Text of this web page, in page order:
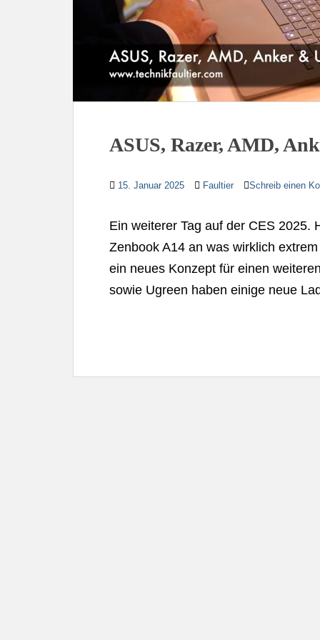
ASUS, Razer, AMD,
15. Januar 2025 Faultier Schreib einen
Ein weiterer Tag auf der CES 2025.
Zenbook A14 an was wirklich
ein neues Konzept für einen
sowie Ugreen haben einige neue